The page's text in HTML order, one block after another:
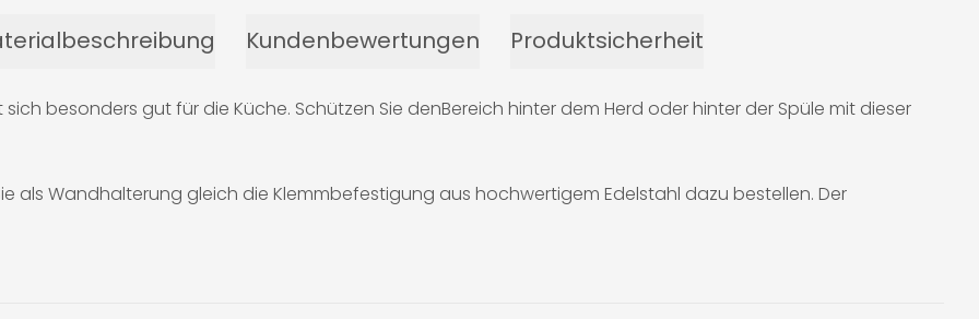
Kundenbewertungen Produktsicherheit
besonders gut für die Küche. Schützen Sie denBereich hinter dem Herd oder hinter der Spüle mit dieser
als Wandhalterung gleich die Klemmbefestigung aus hochwertigem Edelstahl dazu bestellen. Der